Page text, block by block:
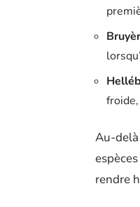
Au-delà
rendre